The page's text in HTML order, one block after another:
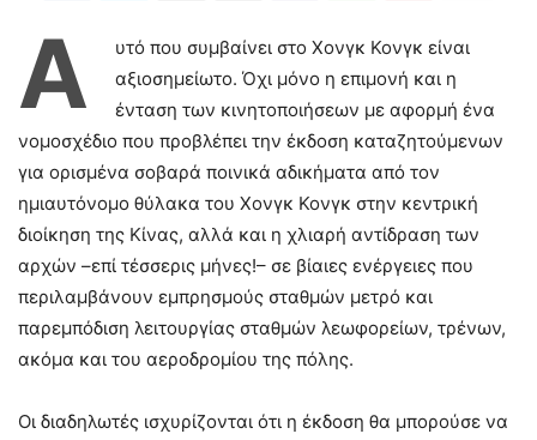
Α
υτό που συμβαίνει στο Χονγκ Κονγκ είναι
αξιοσημείωτο. Όχι μόνο η επιμονή και η
ένταση των κινητοποιήσεων με αφορμή ένα
νομοσχέδιο που προβλέπει την έκδοση καταζητούμενων
για ορισμένα σοβαρά ποινικά αδικήματα από τον
ημιαυτόνομο θύλακα του Χονγκ Κονγκ στην κεντρική
διοίκηση της Κίνας, αλλά και η χλιαρή αντίδραση των
αρχών –επί τέσσερις μήνες!– σε βίαιες ενέργειες που
περιλαμβάνουν εμπρησμούς σταθμών μετρό και
παρεμπόδιση λειτουργίας σταθμών λεωφορείων, τρένων,
ακόμα και του αεροδρομίου της πόλης.
Οι διαδηλωτές ισχυρίζονται ότι η έκδοση θα μπορούσε να